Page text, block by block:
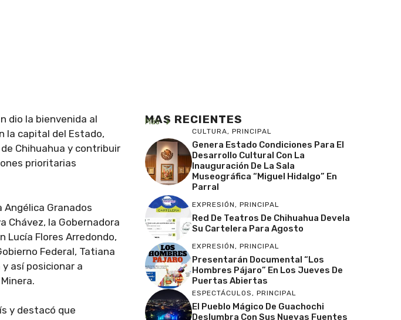
dio la bienvenida al
la capital del Estado,
Chihuahua y contribuir
prioritarias
Angélica Granados
Chávez, la Gobernadora
Lucía Flores Arredondo,
Federal, Tatiana
así posicionar a
y destacó que
MAS RECIENTES
Más
CULTURA, PRINCIPAL
Genera Estado Condiciones Para El
Desarrollo Cultural Con La
Inauguración De La Sala
Museográfica “Miguel Hidalgo” En
Parral
EXPRESIÓN, PRINCIPAL
Red De Teatros De Chihuahua Devela
Su Cartelera Para Agosto
EXPRESIÓN, PRINCIPAL
Presentarán Documental “Los
Hombres Pájaro” En Los Jueves De
Puertas Abiertas
ESPECTÁCULOS, PRINCIPAL
El Pueblo Mágico De Guachochi
Deslumbra Con Sus Nuevas Fuentes